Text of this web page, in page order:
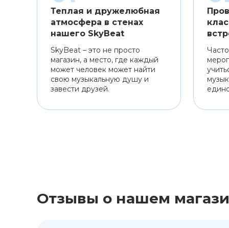
Теплая и дружелюбная
атмосфера в стенах
нашего SkyBeat
SkyBeat – это не просто
магазин, а место, где каждый
может человек может найти
свою музыкальную душу и
завести друзей.
Отзывы о нашем